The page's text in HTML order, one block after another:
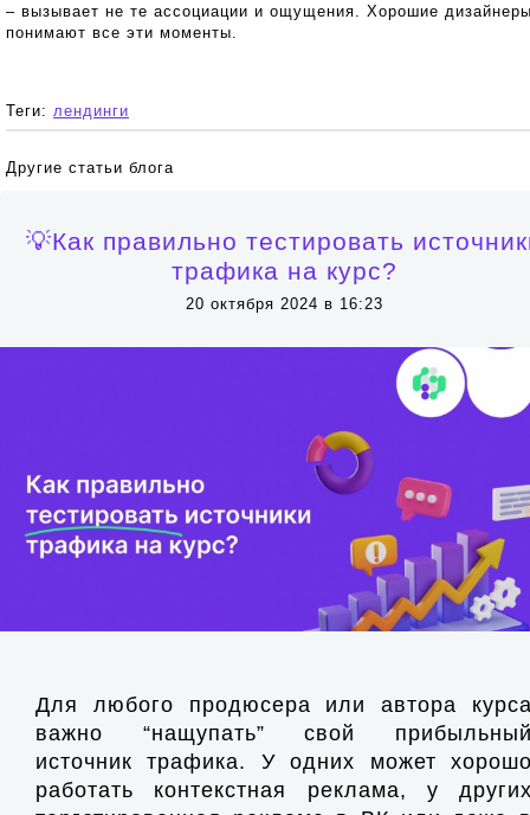
– вызывает не те ассоциации и ощущения. Хорошие
понимают все эти моменты.
Теги: лендинги
Другие статьи блога
💡Как правильно тестировать
трафика на курс?
20 октября 2024 в 16:23
Для любого продюсера или автора
важно “нащупать” свой
источник трафика. У одних может
работать контекстная реклама, у